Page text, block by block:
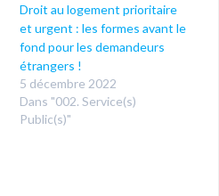
Droit au logement prioritaire
et urgent : les formes avant le
fond pour les demandeurs
étrangers !
5 décembre 2022
Dans "002. Service(s)
Public(s)"